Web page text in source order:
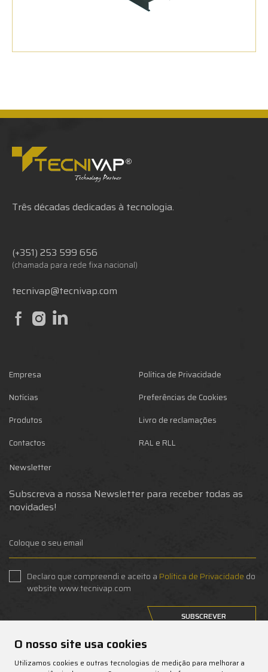
O nosso site usa cookies
Utilizamos cookies e outras tecnologias de medição para melhorar a
Três décadas dedicadas à tecnologia.
(+351) 253 599 656
(chamada para rede fixa nacional)
tecnivap@tecnivap.com
Empresa
Notícias
Produtos
Contactos
Política de Privacidade
Preferências de Cookies
Livro de reclamações
RAL e RLL
Newsletter
Subscreva a nossa Newsletter para receber todas as
novidades!
Declaro que compreendi e aceito a Política de Privacidade do
website www.tecnivap.com
SUBSCREVER